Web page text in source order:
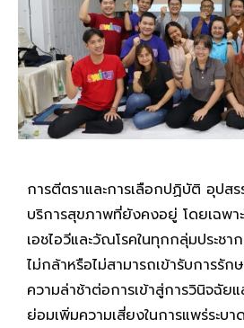
การตีตราและการเลือกปฏิบัติ อุปส
บริการสุขภาพที่ยังคงอยู่ โดยเฉพา
เอชไอวีและวัณโรคในทุกกลุ่มประชา
ไม่กล้าหรือไม่สามารถเข้ารับการรัก
ความล่าช้าต่อการเข้าสู่การวินิจฉัย
ย่อมเพิ่มความเสี่ยงในการแพร่ระบ